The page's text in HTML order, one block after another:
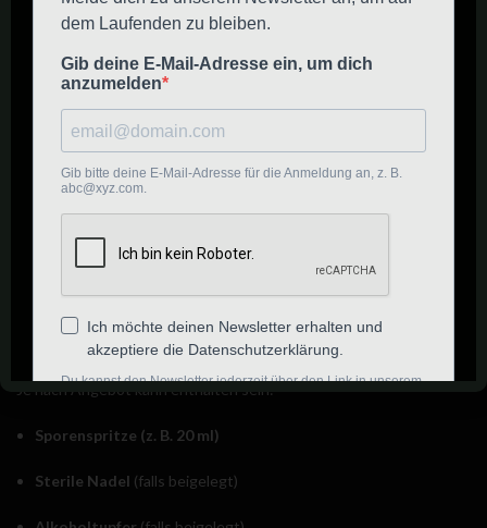
Mikroskopische Untersuchung: Was
ist typischerweise interessant?
Bei Sporenproben stehen häufig folgende Merkmale im
Vordergrund:
Sporenform und -größe(Vergleich mit Literaturwerten)
Variationen (Phänotypen) innerhalb einer Art sind möglich
Hinweis: Für belastbare Ergebnisse empfiehlt sich der Abgleich mit
Fachliteraturund dokumentierten Referenzen.
Je nach Angebot kann enthalten sein:
Sporenspritze (z. B. 20 ml)
Sterile Nadel (falls beigelegt)